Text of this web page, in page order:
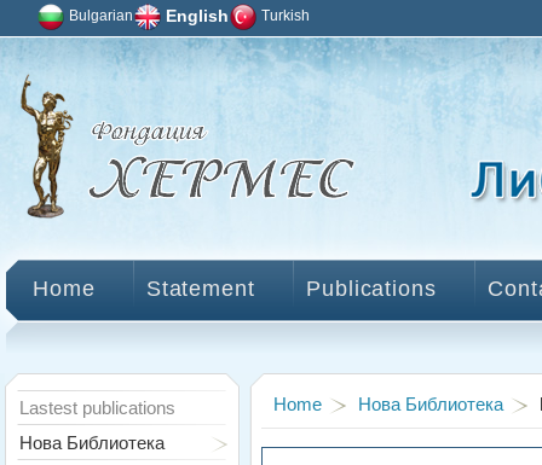
Bulgarian English Turkish
Home Statement Publications
Home Нова Библиотека
Lastest publications
Нова Библиотека